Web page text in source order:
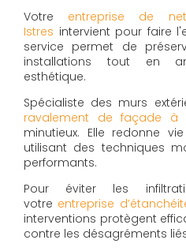
Votre entreprise de
Istres intervient pour faire
service permet de
installations tout en
esthétique.
Spécialiste des murs
ravalement de façade à
minutieux. Elle redonne
utilisant des techniques
performants.
Pour éviter les
votre entreprise
interventions protègent
contre les désagréments